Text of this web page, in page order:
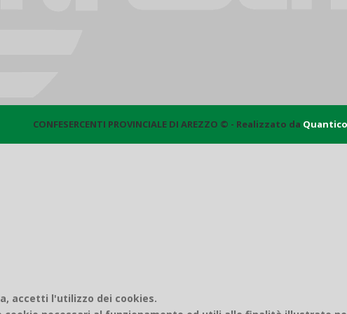
CONFESERCENTI PROVINCIALE DI AREZZO © - Realizzato da Quantico
accetti l'utilizzo dei cookies.